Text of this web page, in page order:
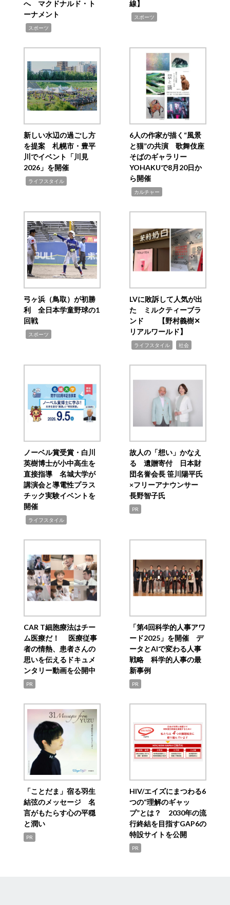
へ マクドナルド・ト
ーナメント
スポーツ
線】
スポーツ
新しい水辺の過ごし方
を提案 札幌市・豊平
川でイベント「川見
2026」を開催
ライフスタイル
6人の作家が描く“風景
と猫”の共演 歌舞伎座
そばのギャラリー
YOHAKUで8月20日か
ら開催
カルチャー
弓ヶ浜（鳥取）が初勝
利 全日本学童野球の1
回戦
スポーツ
LVに敗訴して人気が出
た ミルクティーブラ
ンド 【野村義樹✕
リアルワールド】
ライフスタイル 社会
ノーベル賞受賞・白川
英樹博士が小中高生を
直接指導 名城大学が
講演会と導電性プラス
チック実験イベントを
開催
ライフスタイル
故人の「想い」かなえ
る 遺贈寄付 日本財
団名誉会長 笹川陽平氏
×フリーアナウンサー
長野智子氏
PR
CAR T細胞療法はチー
ム医療だ！ 医療従事
者の情熱、患者さんの
思いを伝えるドキュメ
ンタリー動画を公開中
PR
「第4回科学的人事アワ
ード2025」を開催 デ
ータとAIで変わる人事
戦略 科学的人事の最
新事例
PR
「ことだま」宿る羽生
結弦のメッセージ 名
言がもたらす心の平穏
と潤い
PR
HIV/エイズにまつわる6
つの“理解のギャッ
プ”とは？ 2030年の流
行終結を目指すGAP6の
特設サイトを公開
PR